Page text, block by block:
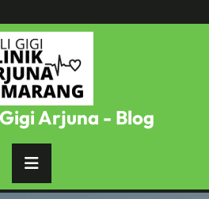
Arjuna - Blog